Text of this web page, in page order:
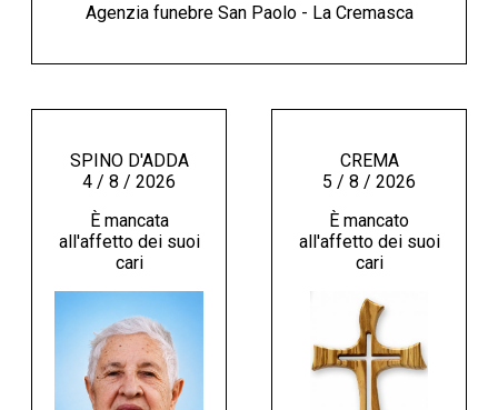
Agenzia funebre San Paolo - La Cremasca
SPINO D'ADDA
4 / 8 / 2026
È mancata
all'affetto dei suoi
cari
CREMA
5 / 8 / 2026
È mancato
all'affetto dei suoi
cari